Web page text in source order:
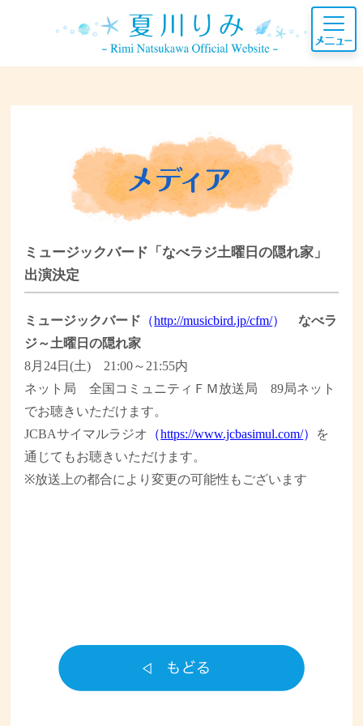
ミュージックバード「なべラジ土曜日の隠れ家」
出演決定
ミュージックバード （http://musicbird.jp/cfm/）なべラ
ジ～土曜日の隠れ家
8月24日(土) 21:00～21:55内
ネット局 全国コミュニティＦＭ放送局 89局ネット
でお聴きいただけます。
JCBAサイマルラジオ
（https://www.jcbasimul.com/）
を
通じてもお聴きいただけます。
※放送上の都合により変更の可能性もございます